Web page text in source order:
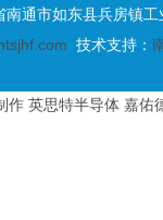
南通市如东县兵房镇
技术支持：
作 英思特半导体 嘉佑